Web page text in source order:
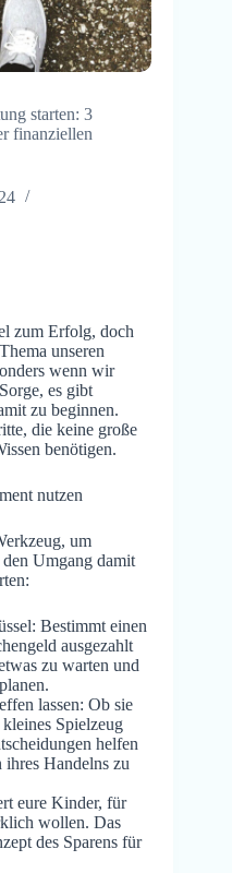
starten: 3
finanziellen
zum Erfolg, doch
unseren
wenn wir
es gibt
zu beginnen.
die keine große
benötigen.
nutzen
um
Umgang damit
Bestimmt einen
ausgezahlt
zu warten und
lassen: Ob sie
Spielzeug
helfen
Handelns zu
eure Kinder, für
wollen. Das
des Sparens für